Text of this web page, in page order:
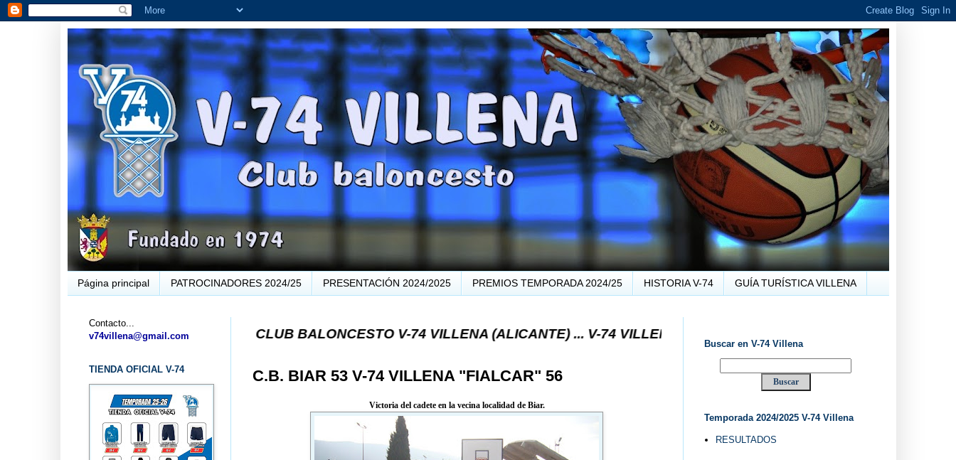
Página principal PATROCINADORES 2024/25 PRESENTACIÓN 2024/2025 PREMIOS TEMPORADA 2024/25 HISTORIA V-74 GUÍA TURÍSTICA VILLENA
... CLUB BALONCESTO V-74 VILLENA (ALICANTE) ... V-74 VILLENA DESDE 1.974 ... EL "UVE" ...
C.B. BIAR 53 V-74 VILLENA "FIALCAR" 56
Victoria del cadete en la vecina localidad de Biar.
Contacto...
v74villena@gmail.com
TIENDA OFICIAL V-74
Buscar en V-74 Villena
Temporada 2024/2025 V-74 Villena
RESULTADOS